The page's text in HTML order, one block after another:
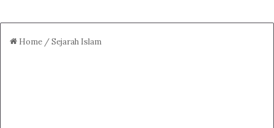
Home /Sejarah Islam